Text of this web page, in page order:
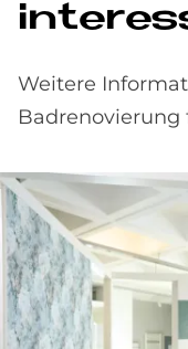
Weitere
Badrenovierung